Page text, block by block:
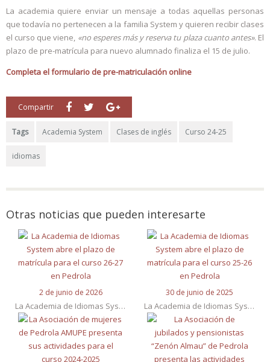
La academia quiere enviar un mensaje a todas aquellas personas
que todavía no pertenecen a la familia System y quieren recibir clases
el curso que viene, «no esperes más y reserva tu plaza cuanto antes». El
plazo de pre-matrícula para nuevo alumnado finaliza el 15 de julio.
Completa el formulario de pre-matriculación online
Compartir
Tags Academia System Clases de inglés Curso 24-25
idiomas
Otras noticias que pueden interesarte
2 de junio de 2026
La Academia de Idiomas System abre el plazo de matrícula para el curso 26-27 en Pedrola
30 de junio de 2025
La Academia de Idiomas System abre el plazo de matrícula para el curso 25-26 en Pedrola